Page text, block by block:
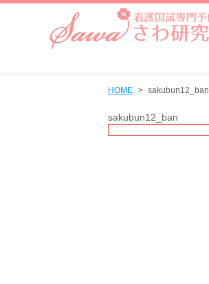
HOME sakubun12_ban
sakubun12_ban